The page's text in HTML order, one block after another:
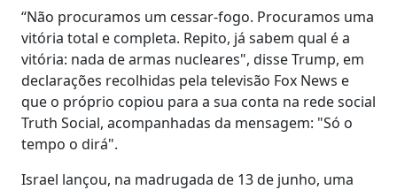
“Não procuramos um cessar-fogo. Procuramos uma
vitória total e completa. Repito, já sabem qual é a
vitória: nada de armas nucleares", disse Trump, em
declarações recolhidas pela televisão Fox News e
que o próprio copiou para a sua conta na rede social
Truth Social, acompanhadas da mensagem: "Só o
tempo o dirá".
Israel lançou, na madrugada de 13 de junho, uma